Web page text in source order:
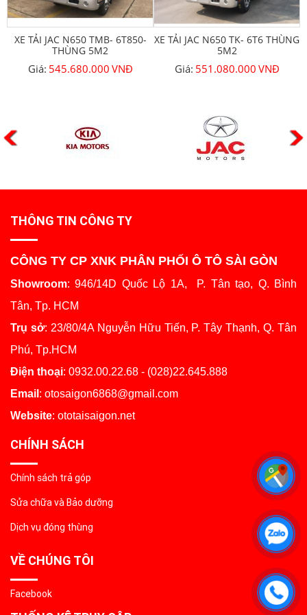
XE TẢI JAC N650 TMB- 6T850-
THÙNG 5M2
Giá: 545.680.000 VNĐ
XE TẢI JAC N650 TK- 6T6 THÙNG
5M2
Giá: 551.080.000 VNĐ
THÔNG TIN CÔNG TY
CÔNG TY CP XNK PHÂN PHỐI Ô TÔ SÀI GÒN
Showroom: 946/14D Quốc Lộ 1A, P. Tân tạo, Q. Bình
Tân, Tp. HCM
Trụ sở: 23/80/4A Nguyễn Hữu Tiến, P. Tây Thạnh, Q. Tân
Phú, Tp.HCM
Điện thoại: 0932.00.22.68 - (028)22.645.888
Email : otosaigon6868@gmail.com
Website: ototaisaigon.net
CHÍNH SÁCH
Chính sách trả góp
Sửa chữa và Bảo dưỡng
Dịch vụ đóng thùng
VỀ CHÚNG TÔI
Facebook